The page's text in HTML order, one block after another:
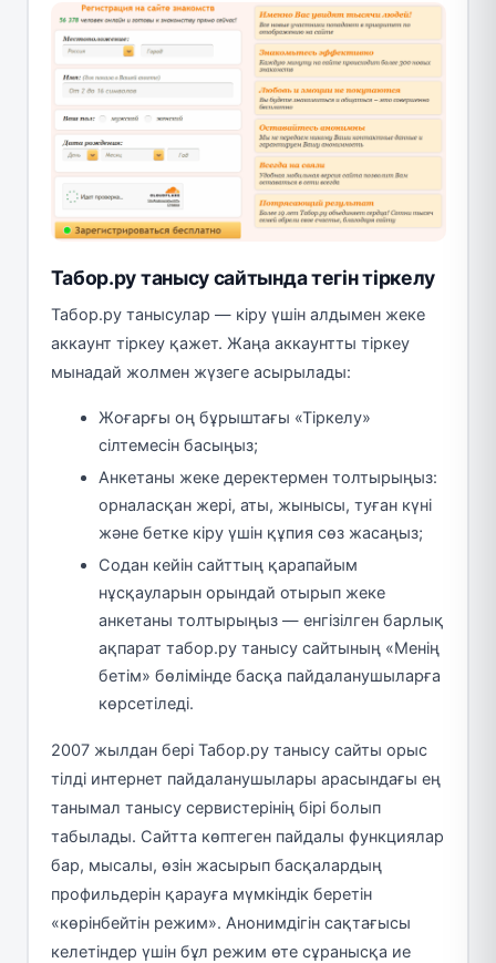
Табор.ру танысу сайтында тегін тіркелу
Табор.ру танысулар — кіру үшін алдымен жеке
аккаунт тіркеу қажет. Жаңа аккаунтты тіркеу
мынадай жолмен жүзеге асырылады:
Жоғарғы оң бұрыштағы «Тіркелу»
сілтемесін басыңыз;
Анкетаны жеке деректермен толтырыңыз:
орналасқан жері, аты, жынысы, туған күні
және бетке кіру үшін құпия сөз жасаңыз;
Содан кейін сайттың қарапайым
нұсқауларын орындай отырып жеке
анкетаны толтырыңыз — енгізілген барлық
ақпарат табор.ру танысу сайтының «Менің
бетім» бөлімінде басқа пайдаланушыларға
көрсетіледі.
2007 жылдан бері Табор.ру танысу сайты орыс
тілді интернет пайдаланушылары арасындағы ең
танымал танысу сервистерінің бірі болып
табылады. Сайтта көптеген пайдалы функциялар
бар, мысалы, өзін жасырып басқалардың
профильдерін қарауға мүмкіндік беретін
«көрінбейтін режим». Анонимдігін сақтағысы
келетіндер үшін бұл режим өте сұранысқа ие